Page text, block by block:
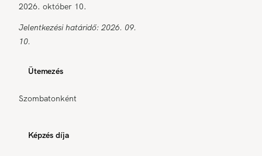
2026. október 10.
Jelentkezési határidő: 2026. 09.
10.
Ütemezés
Szombatonként
Képzés díja